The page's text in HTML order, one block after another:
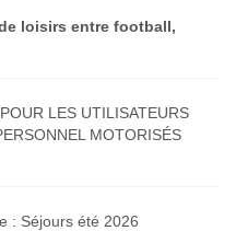
loisirs entre football,
LES UTILISATEURS
MOTORISÉS
: Séjours été 2026